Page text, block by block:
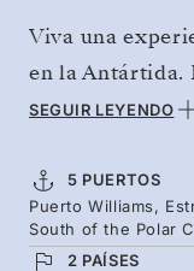
Viva una
en la Antártida.
Antártico para
extensiones de
bulliciosas
tranquilas
SEGUIR LEYENDO
5 PUERTOS
Puerto Williams,
South of the Polar
2 PAÍSES